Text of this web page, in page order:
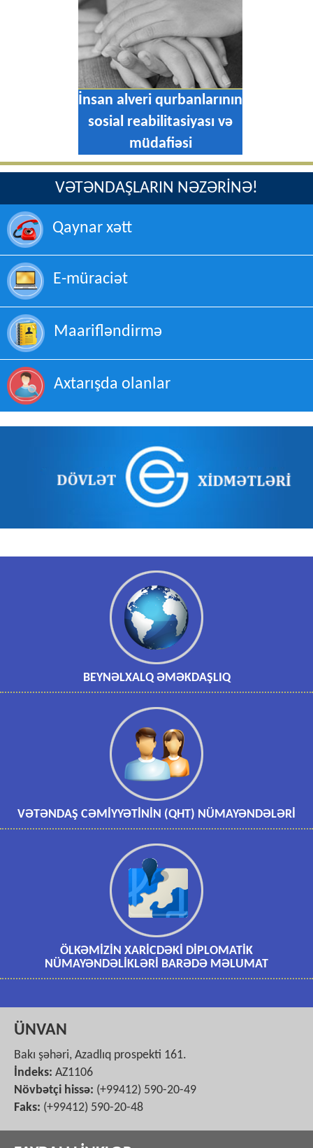
İnsan alveri qurbanlarının
müdafiə edilməsi
VƏTƏNDAŞLARIN NƏZƏRİNƏ!
Qaynar xətt
E-müraciət
Maarifləndirmə
Axtarışda olanlar
BEYNƏLXALQ ƏMƏKDAŞLIQ
VƏTƏNDAŞ CƏMİYYƏTİNİN (QHT) NÜMAYƏNDƏLƏRİ
ÖLKƏMİZİN XARİCDƏKİ DİPLOMATİK
NÜMAYƏNDƏLİKLƏRİ BARƏDƏ MƏLUMAT
ÜNVAN
Bakı şəhəri, Azadlıq prospekti 161.
İndeks: AZ1106
Növbətçi hissə: (+99412) 590-20-49
Faks: (+99412) 590-20-48